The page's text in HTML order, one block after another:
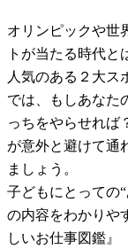
オリンピックや世
トが当たる時代
人気のある２大ス
では、もしあなた
っちをやらせれば
が意外と避けて通
ましょう。
子どもにとっての
の内容をわかりや
しいお仕事図鑑』